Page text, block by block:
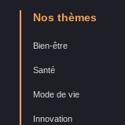
Nos thèmes
Bien-être
Santé
Mode de vie
Innovation